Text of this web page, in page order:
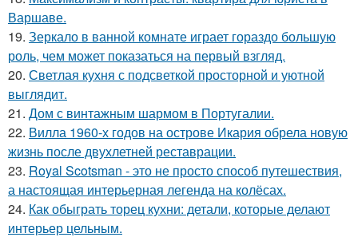
Варшаве.
19. Зеркало в ванной комнате играет гораздо большую
роль, чем может показаться на первый взгляд.
20. Светлая кухня с подсветкой просторной и уютной
выглядит.
21. Дом с винтажным шармом в Португалии.
22. Вилла 1960-х годов на острове Икария обрела новую
жизнь после двухлетней реставрации.
23. Royal Scotsman - это не просто способ путешествия,
а настоящая интерьерная легенда на колёсах.
24. Как обыграть торец кухни: детали, которые делают
интерьер цельным.